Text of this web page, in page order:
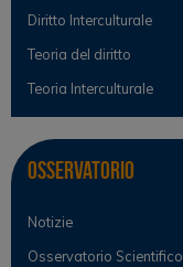
Diritto Interculturale
Teoria del diritto
Teoria Interculturale
Osservatorio
Notizie
Osservatorio Scientifico